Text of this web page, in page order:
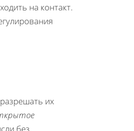
на контакт.
их